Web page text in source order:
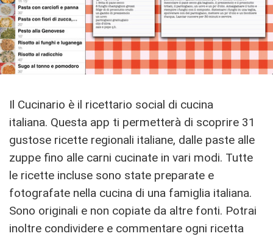
Il Cucinario è il ricettario social di cucina
italiana. Questa app ti permetterà di scoprire 31
gustose ricette regionali italiane, dalle paste alle
zuppe fino alle carni cucinate in vari modi. Tutte
le ricette incluse sono state preparate e
fotografate nella cucina di una famiglia italiana.
Sono originali e non copiate da altre fonti. Potrai
inoltre condividere e commentare ogni ricetta